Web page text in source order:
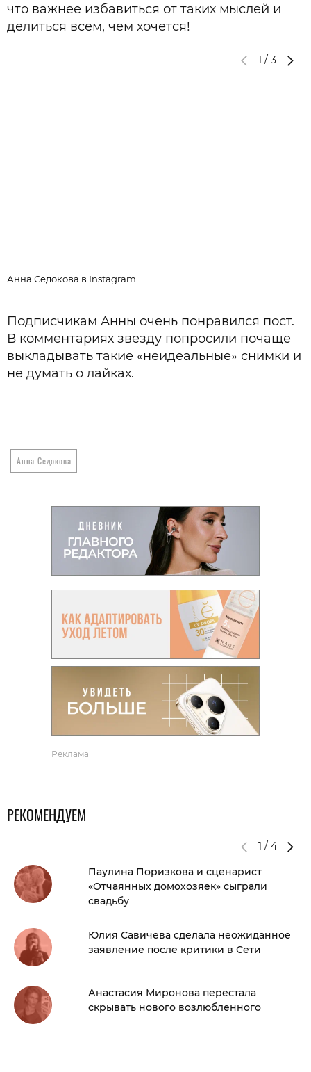
что важнее избавиться от таких мыслей и
делиться всем, чем хочется!
1 / 3
Анна Седокова в Instagram
Подписчикам Анны очень понравился пост.
В комментариях звезду попросили почаще
выкладывать такие «неидеальные» снимки и
не думать о лайках.
Анна Седокова
Реклама
РЕКОМЕНДУЕМ
1 / 4
Паулина Поризкова и сценарист
«Отчаянных домохозяек» сыграли
свадьбу
Юлия Савичева сделала неожиданное
заявление после критики в Сети
Анастасия Миронова перестала
скрывать нового возлюбленного